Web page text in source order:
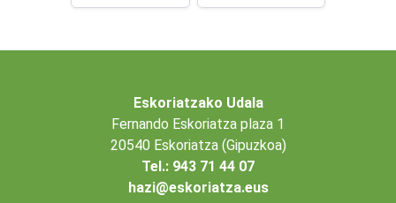
Eskoriatzako Udala
Fernando Eskoriatza plaza 1
20540 Eskoriatza (Gipuzkoa)
Tel.: 943 71 44 07
hazi@eskoriatza.eus